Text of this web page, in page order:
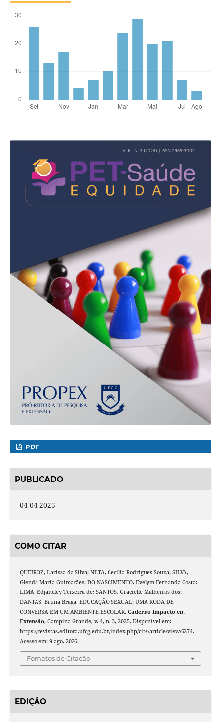
PDF
PUBLICADO
04-04-2025
COMO CITAR
QUEIROZ, Larissa da Silva; NETA, Cecília Rodrigues Souza; SILVA,
Glenda Maria Guimarães; DO NASCIMENTO, Evelym Fernanda Costa;
LIMA, Edjancley Teixeira de; SANTOS, Gracielle Malheiros dos;
DANTAS, Bruna Braga. EDUCAÇÃO SEXUAL: UMA RODA DE
CONVERSA EM UM AMBIENTE ESCOLAR. Caderno Impacto em
Extensão, Campina Grande, v. 4, n. 3, 2025. Disponível em:
https://revistas.editora.ufcg.edu.br/index.php/cite/article/view/6274.
Acesso em: 9 ago. 2026.
Fomatos de Citação
EDIÇÃO